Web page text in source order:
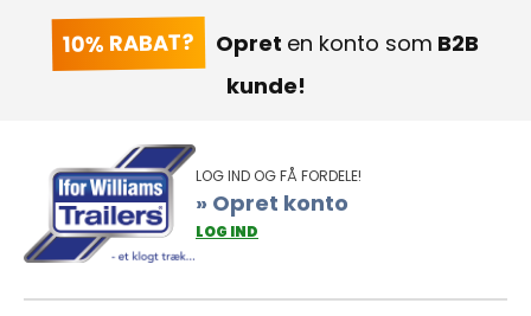
10% RABAT? Opret en konto som B2B
kunde!
LOG IND OG FÅ FORDELE!
» Opret konto
LOG IND